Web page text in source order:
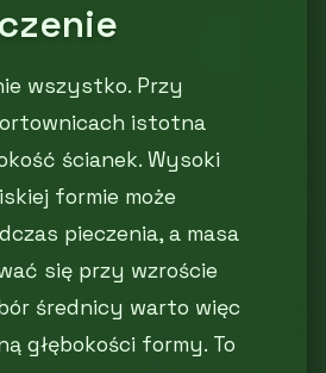
wszystko. Przy
istotna
ścianek. Wysoki
formie może
pieczenia, a masa
się przy wzroście
średnicy warto więc
głębokości formy. To